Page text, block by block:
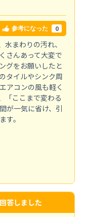
参考になった 0
まわりの汚れ、
さんあって大変で
グをお願いしたと
タイルやシンク周
アコンの風も軽く
「ここまで変わる
が一気に省け、引
す。
答しました